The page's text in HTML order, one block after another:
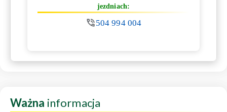
jezdniach:
504 994 004
Ważna informacja